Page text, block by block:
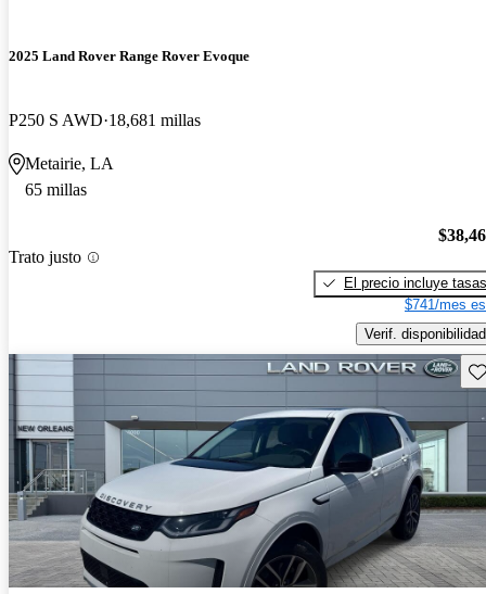
2025 Land Rover Range Rover Evoque
P250 S AWD 18,681 millas
Metairie, LA
65 millas
Trato justo
El precio incluye tasas
$741/mes
Verif. disponibilidad